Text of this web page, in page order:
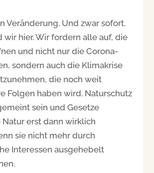
Veränderung. Und zwar sofort.
wir hier. Wir fordern alle auf, die
und nicht nur die Corona-
sondern auch die Klimakrise
die noch weit
Folgen haben wird. Naturschutz
sein und Gesetze
Natur erst dann wirklich
sie nicht mehr durch
Interessen ausgehebelt